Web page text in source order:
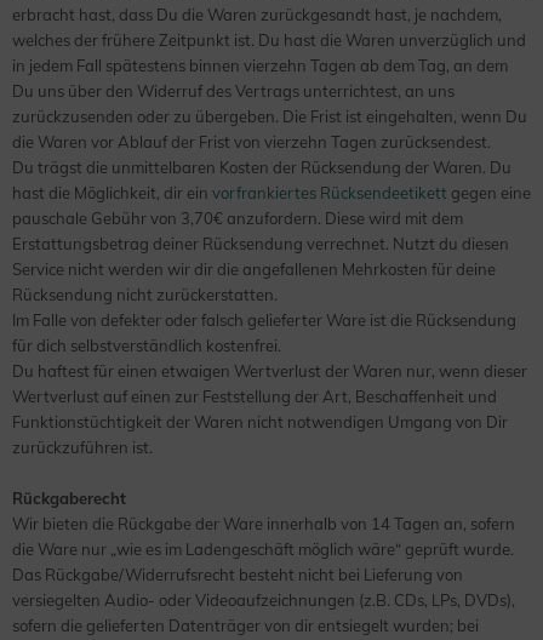
erbracht hast, dass Du die Waren zurückgesandt hast, je nachdem,
welches der frühere Zeitpunkt ist. Du hast die Waren unverzüglich und
in jedem Fall spätestens binnen vierzehn Tagen ab dem Tag, an dem
Du uns über den Widerruf des Vertrags unterrichtest, an uns
zurückzusenden oder zu übergeben. Die Frist ist eingehalten, wenn Du
die Waren vor Ablauf der Frist von vierzehn Tagen zurücksendest.
Du trägst die unmittelbaren Kosten der Rücksendung der Waren. Du
hast die Möglichkeit, dir ein vorfrankiertes Rücksendeetikett gegen eine
pauschale Gebühr von 3,70€ anzufordern. Diese wird mit dem
Erstattungsbetrag deiner Rücksendung verrechnet. Nutzt du diesen
Service nicht werden wir dir die angefallenen Mehrkosten für deine
Rücksendung nicht zurückerstatten.
Im Falle von defekter oder falsch gelieferter Ware ist die Rücksendung
für dich selbstverständlich kostenfrei.
Du haftest für einen etwaigen Wertverlust der Waren nur, wenn dieser
Wertverlust auf einen zur Feststellung der Art, Beschaffenheit und
Funktionstüchtigkeit der Waren nicht notwendigen Umgang von Dir
zurückzuführen ist.
Rückgaberecht
Wir bieten die Rückgabe der Ware innerhalb von 14 Tagen an, sofern
die Ware nur „wie es im Ladengeschäft möglich wäre“ geprüft wurde.
Das Rückgabe/Widerrufsrecht besteht nicht bei Lieferung von
versiegelten Audio- oder Videoaufzeichnungen (z.B. CDs, LPs, DVDs),
sofern die gelieferten Datenträger von dir entsiegelt wurden; bei